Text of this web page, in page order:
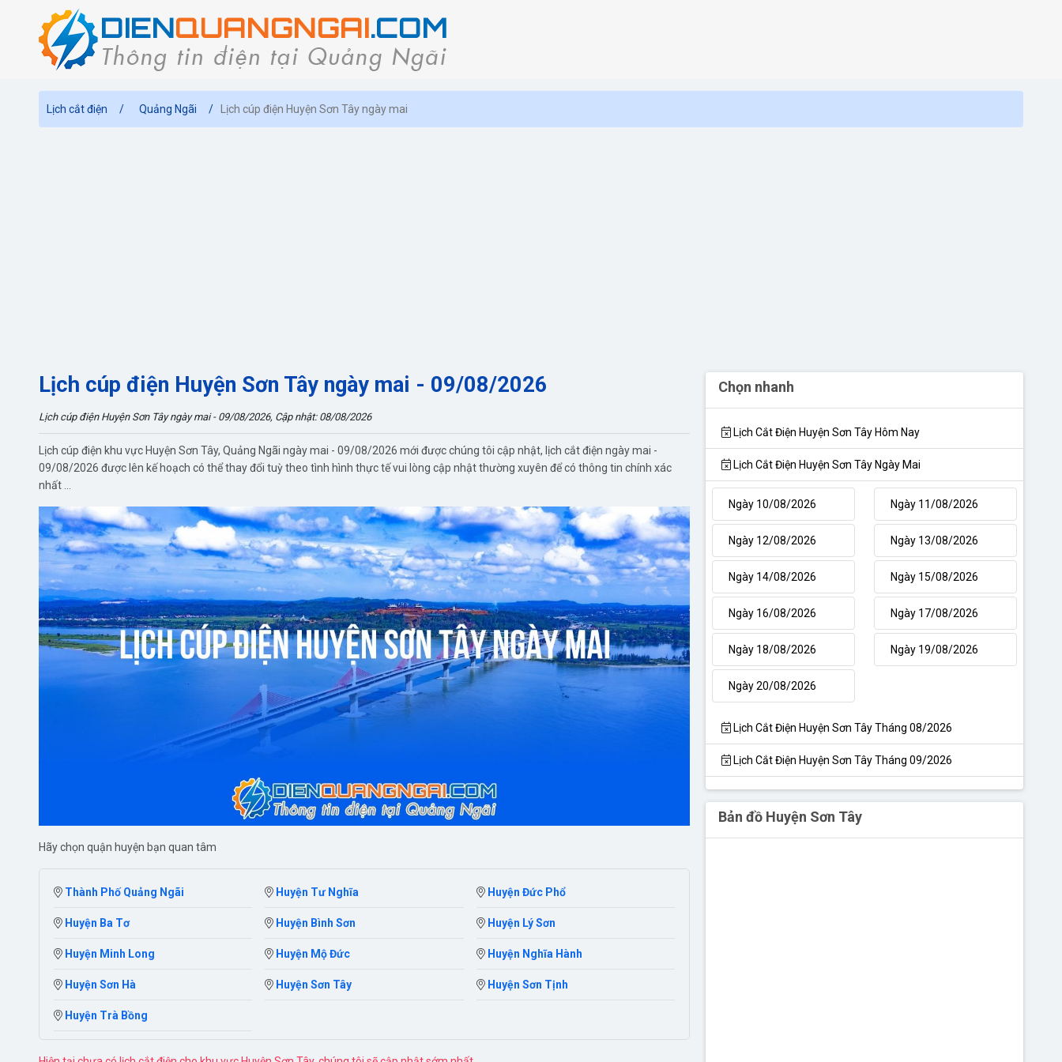
Lịch cắt điện Quảng Ngãi Lịch cúp điện Huyện Sơn Tây ngày mai
Lịch cúp điện Huyện Sơn Tây ngày mai - 09/08/2026
Lịch cúp điện Huyện Sơn Tây ngày mai - 09/08/2026, Cập nhật: 08/08/2026
Lịch cúp điện khu vực Huyện Sơn Tây, Quảng Ngãi ngày mai - 09/08/2026 mới được chúng tôi cập nhật, lịch cắt điện ngày mai -
09/08/2026 được lên kế hoạch có thể thay đổi tuỳ theo tình hình thực tế vui lòng cập nhật thường xuyên để có thông tin chính xác
nhất ...
Hãy chọn quận huyện bạn quan tâm
Thành Phố Quảng Ngãi Huyện Tư Nghĩa Huyện Đức Phổ
Huyện Ba Tơ Huyện Bình Sơn Huyện Lý Sơn
Huyện Minh Long Huyện Mộ Đức Huyện Nghĩa Hành
Huyện Sơn Hà Huyện Sơn Tây Huyện Sơn Tịnh
Huyện Trà Bồng
Chọn nhanh
Lịch Cắt Điện Huyện Sơn Tây Hôm Nay
Lịch Cắt Điện Huyện Sơn Tây Ngày Mai
Ngày 10/08/2026 Ngày 11/08/2026
Ngày 12/08/2026 Ngày 13/08/2026
Ngày 14/08/2026 Ngày 15/08/2026
Ngày 16/08/2026 Ngày 17/08/2026
Ngày 18/08/2026 Ngày 19/08/2026
Ngày 20/08/2026
Lịch Cắt Điện Huyện Sơn Tây Tháng 08/2026
Lịch Cắt Điện Huyện Sơn Tây Tháng 09/2026
Bản đồ Huyện Sơn Tây